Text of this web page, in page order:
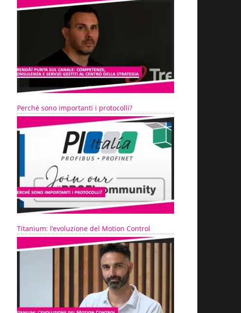
Perché sono importanti i protocolli?
Titanium: l’evoluzione del Motion Control